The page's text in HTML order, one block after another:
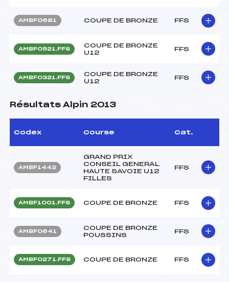
AMBF0681 COUPE DE BRONZE FFS
AMBF0521.FFS
COUPE DE BRONZE
U12
FFS
AMBF0321.FFS
COUPE DE BRONZE
U12
FFS
Résultats Alpin 2013
Codex Course Cat.
AMBF1442
GRAND PRIX
CONSEIL GENERAL
HAUTE SAVOIE U12
FILLES
FFS
AMBF1001.FFS COUPE DE BRONZE FFS
AMBF0641
COUPE DE BRONZE
POUSSINS
FFS
AMBF0271.FFS COUPE DE BRONZE FFS